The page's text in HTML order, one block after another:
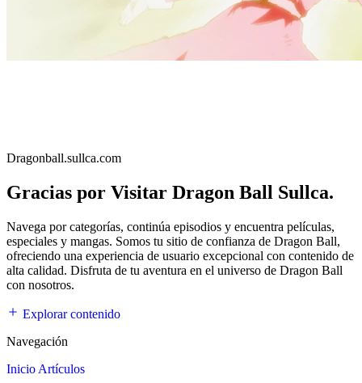
Dragonball.sullca.com
Gracias por Visitar Dragon Ball Sullca.
Navega por categorías, continúa episodios y encuentra películas,
especiales y mangas. Somos tu sitio de confianza de Dragon Ball,
ofreciendo una experiencia de usuario excepcional con contenido de
alta calidad. Disfruta de tu aventura en el universo de Dragon Ball
con nosotros.
Explorar contenido
Navegación
Inicio Artículos